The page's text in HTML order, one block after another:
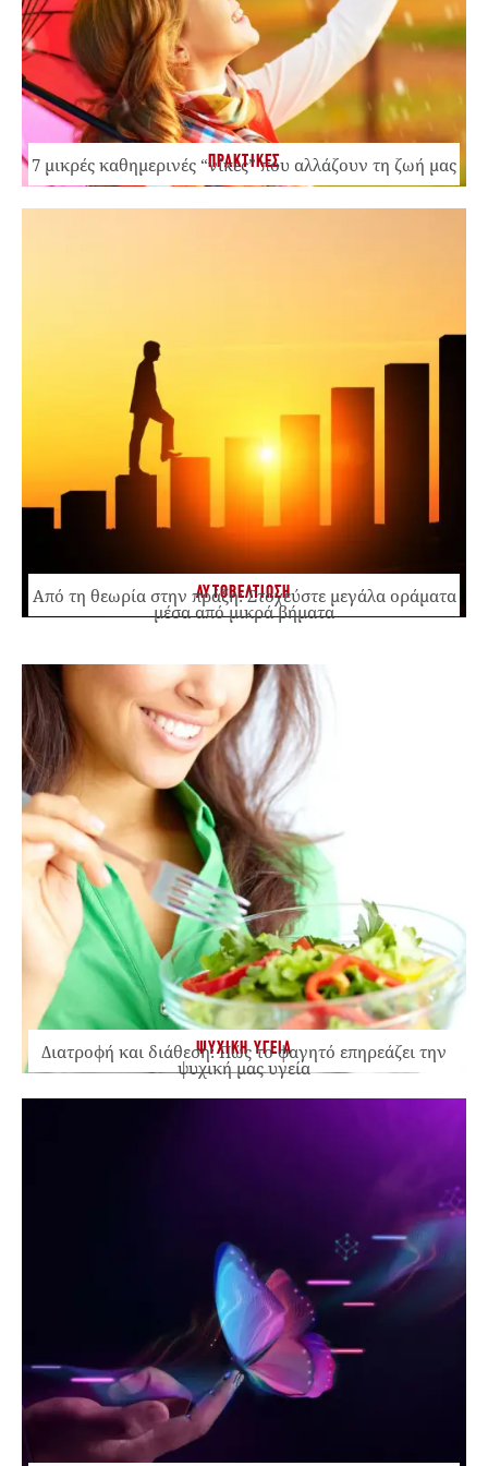
ΠΡΑΚΤΙΚΕΣ
7 μικρές καθημερινές “νίκες” που αλλάζουν τη ζωή μας
ΑΥΤΟΒΕΛΤΙΩΣΗ
Από τη θεωρία στην πράξη: Στοχεύστε μεγάλα οράματα
μέσα από μικρά βήματα
ΨΥΧΙΚΗ ΥΓΕΙΑ
Διατροφή και διάθεση: Πώς το φαγητό επηρεάζει την
ψυχική μας υγεία